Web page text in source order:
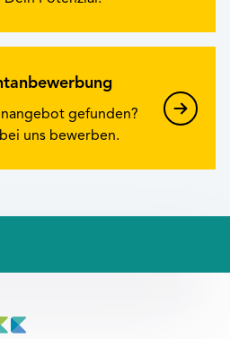
gefunden?
uns bewerben.